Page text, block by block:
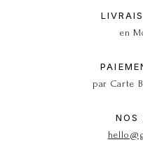
en
par Carte
NOS